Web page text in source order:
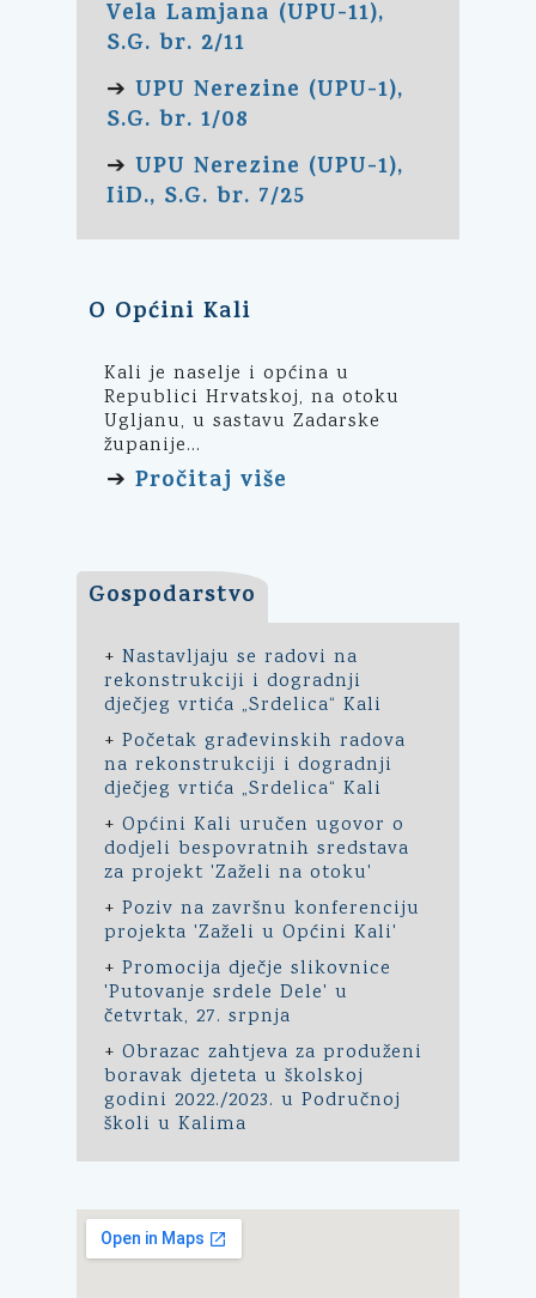
Vela Lamjana (UPU-11),
S.G. br. 2/11
➔ UPU Nerezine (UPU-1),
S.G. br. 1/08
➔ UPU Nerezine (UPU-1),
IiD., S.G. br. 7/25
O Općini Kali
Kali je naselje i općina u
Republici Hrvatskoj, na otoku
Ugljanu, u sastavu Zadarske
županije...
➔ Pročitaj više
Gospodarstvo
+ Nastavljaju se radovi na
rekonstrukciji i dogradnji
dječjeg vrtića „Srdelica“ Kali
+ Početak građevinskih radova
na rekonstrukciji i dogradnji
dječjeg vrtića „Srdelica“ Kali
+ Općini Kali uručen ugovor o
dodjeli bespovratnih sredstava
za projekt 'Zaželi na otoku'
+ Poziv na završnu konferenciju
projekta 'Zaželi u Općini Kali'
+ Promocija dječje slikovnice
'Putovanje srdele Dele' u
četvrtak, 27. srpnja
+ Obrazac zahtjeva za produženi
boravak djeteta u školskoj
godini 2022./2023. u Područnoj
školi u Kalima